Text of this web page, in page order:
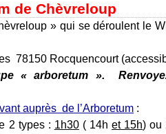
de Chèvreloup
78150 Rocquencourt
« arboretum ».
auprès de l’Arboretum :
2 types : 1h30( 14het 15h) ou